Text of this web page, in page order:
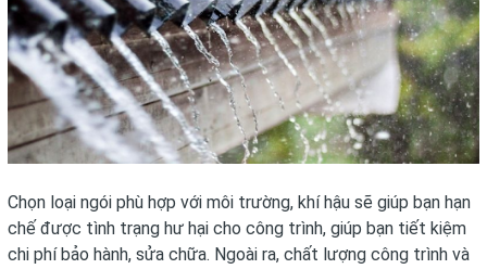
Chọn loại ngói phù hợp với môi trường, khí hậu sẽ giúp bạn hạn
chế được tình trạng hư hại cho công trình, giúp bạn tiết kiệm
chi phí bảo hành, sửa chữa. Ngoài ra, chất lượng công trình và